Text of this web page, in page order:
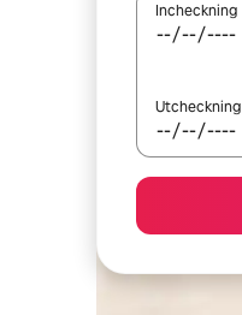
Incheckning
Utcheckning